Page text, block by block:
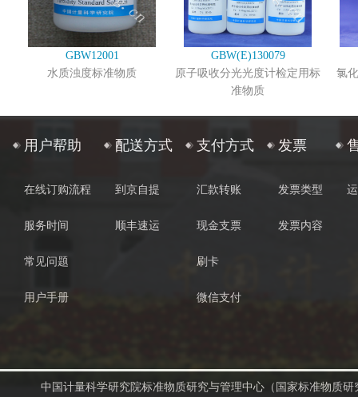
GBW12001
水质浊度标准物质
GBW(E)130079
原子吸收分光光度计检定用标
准物质
氯
用户帮助
在线订购流程
服务时间
常见问题
用户手册
配送方式
到京自提
顺丰速运
支付方式
汇款转账
现金支票
刷卡
微信支付
发票
发票类型
发票内容
中国计量科学研究院标准物质研究与管理中心（国家标准物质